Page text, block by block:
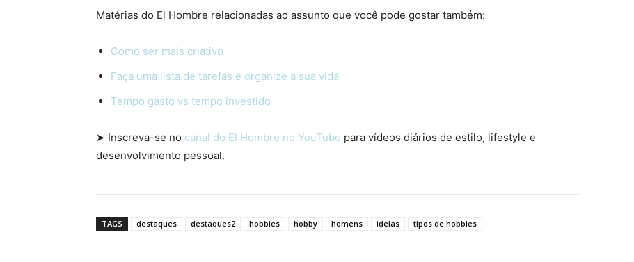
Matérias do El Hombre relacionadas ao assunto que você pode gostar também:
Como ser mais criativo
Faça uma lista de tarefas e organize a sua vida
Tempo gasto vs tempo investido
➤ Inscreva-se no canal do El Hombre no YouTube para vídeos diários de estilo, lifestyle e
desenvolvimento pessoal.
TAGS destaques destaques2 hobbies hobby homens ideias tipos de hobbies